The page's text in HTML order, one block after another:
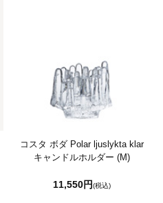
コスタ ボダ Polar ljuslykta klar
キャンドルホルダー (M)
11,550円(税込)